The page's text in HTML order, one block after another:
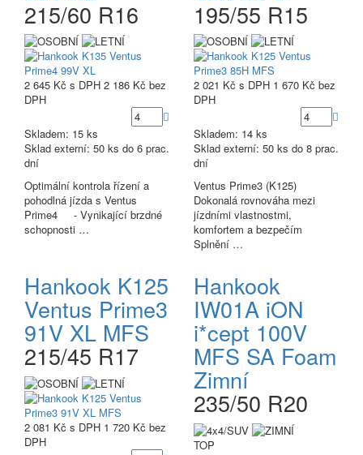
215/60 R16
2 645 Kč s DPH 2 186 Kč bez
DPH
Skladem: 15 ks
Sklad externí: 50 ks do 6 prac.
dní
Optimální kontrola řízení a
pohodlná jízda s Ventus
Prime4 - Vynikající brzdné
schopnosti …
195/55 R15
2 021 Kč s DPH 1 670 Kč bez
DPH
Skladem: 14 ks
Sklad externí: 50 ks do 8 prac.
dní
Ventus Prime3 (K125)
Dokonalá rovnováha mezi
jízdními vlastnostmi,
komfortem a bezpečím
Splnění …
Hankook K125
Ventus Prime3
91V XL MFS
215/45 R17
2 081 Kč s DPH 1 720 Kč bez
DPH
Hankook
IW01A iON
i*cept 100V
MFS SA Foam
Zimní
235/50 R20
TOP